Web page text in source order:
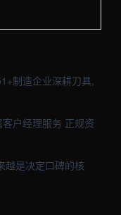
制造企业深耕刀具,
户经理服务 正规资
越是决定口碑的核